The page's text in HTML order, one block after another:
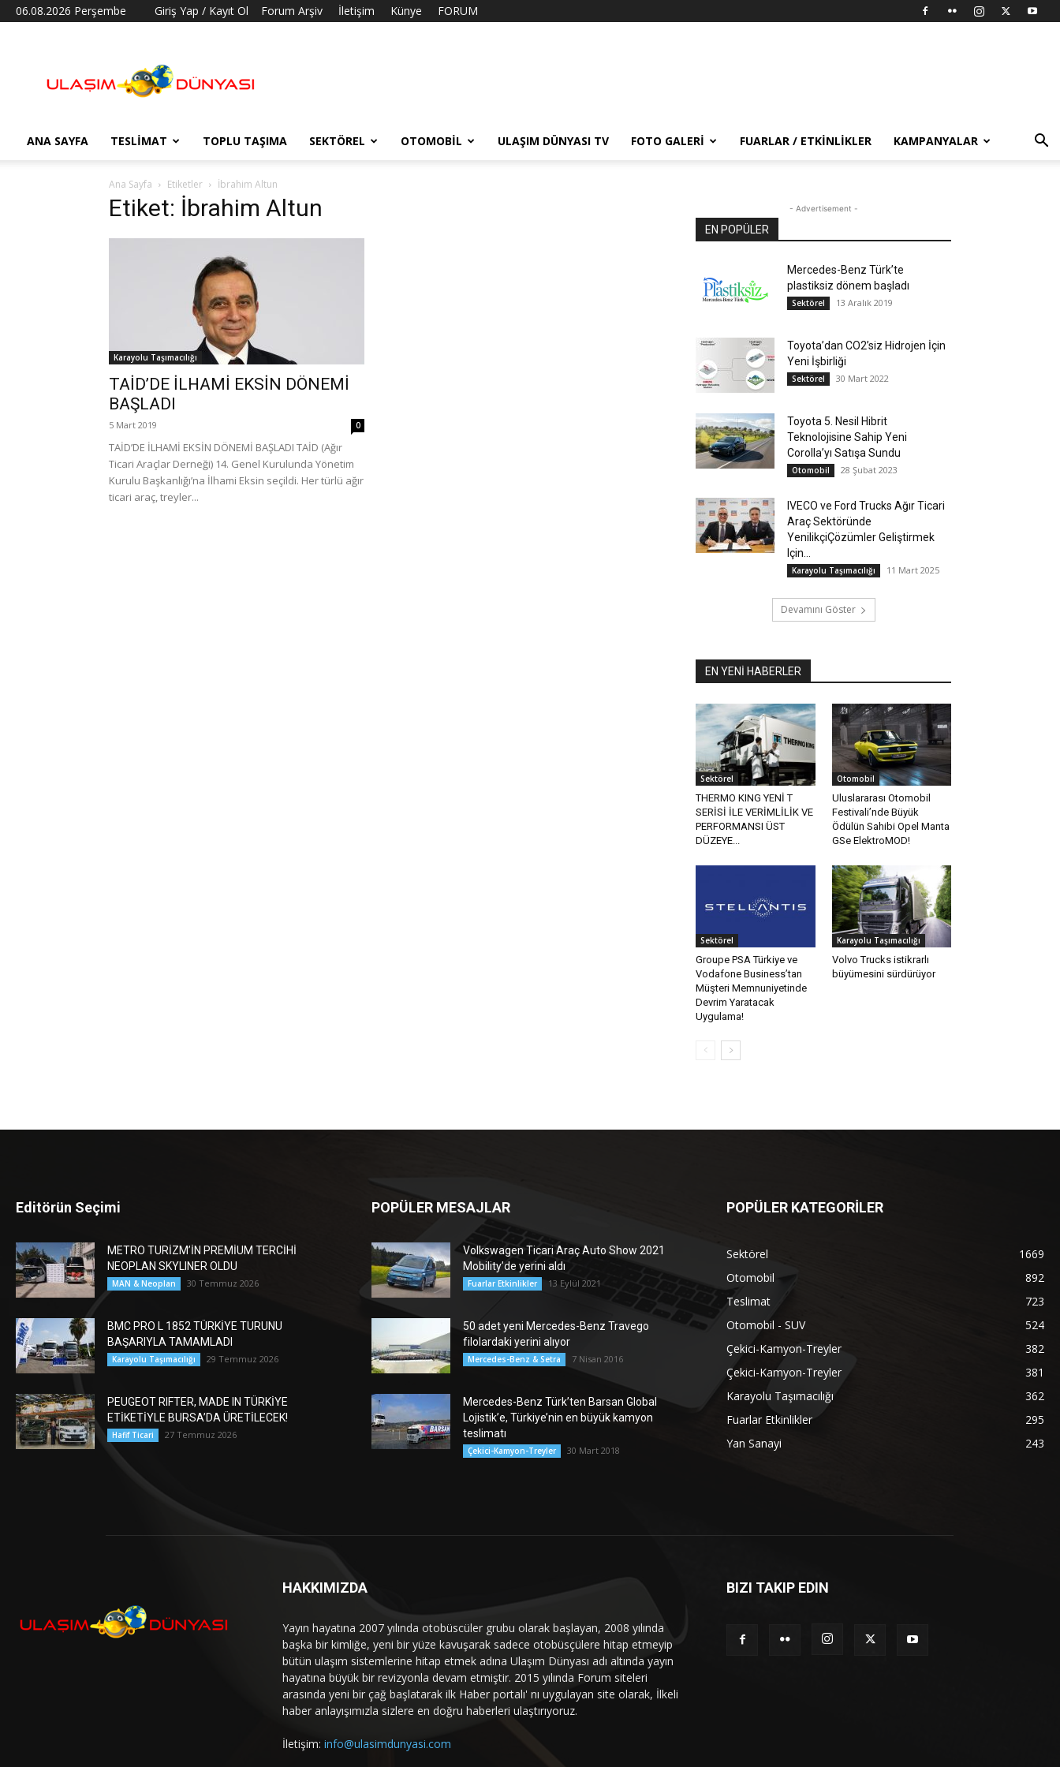
06.08.2026 Perşembe Giriş Yap / Kayıt Ol Forum Arşiv İletişim Künye FORUM
Dünyası
ANA SAYFA TESLIMAT TOPLU TAŞIMA SEKTÖREL OTOMOBIL ULAŞIM DÜNYASI TV FOTO GALERI FUARLAR / ETKINLIKLER KAMPANYALAR
Ana Sayfa Etiketler İbrahim Altun
Etiket: İbrahim Altun
Karayolu Taşımacılığı
TAİD’DE İLHAMİ EKSİN DÖNEMİ
BAŞLADI
5 Mart 2019 0
TAİD’DE İLHAMİ EKSİN DÖNEMİ BAŞLADI TAİD (Ağır
Ticari Araçlar Derneği) 14. Genel Kurulunda Yönetim
Kurulu Başkanlığı’na İlhami Eksin seçildi. Her türlü ağır
ticari araç, treyler...
- Advertisement -
EN POPÜLER
Mercedes-Benz Türk’te
plastiksiz dönem başladı
Sektörel 13 Aralık 2019
Toyota’dan CO2’siz Hidrojen İçin
Yeni İşbirliği
Sektörel 30 Mart 2022
Toyota 5. Nesil Hibrit
Teknolojisine Sahip Yeni
Corolla’yı Satışa Sundu
Otomobil 28 Şubat 2023
IVECO ve Ford Trucks Ağır Ticari
Araç Sektöründe
YenilikçiÇözümler Geliştirmek
Için...
Karayolu Taşımacılığı 11 Mart 2025
Devamını Göster
EN YENİ HABERLER
Sektörel
THERMO KING YENİ T
SERİSİ İLE VERİMLİLİK VE
PERFORMANSI ÜST
DÜZEYE...
Otomobil
Uluslararası Otomobil
Festivali’nde Büyük
Ödülün Sahibi Opel Manta
GSe ElektroMOD!
Sektörel
Groupe PSA Türkiye ve
Vodafone Business’tan
Müşteri Memnuniyetinde
Devrim Yaratacak
Uygulama!
Karayolu Taşımacılığı
Volvo Trucks istikrarlı
büyümesini sürdürüyor
Editörün Seçimi
METRO TURİZM’İN PREMİUM TERCİHİ
NEOPLAN SKYLINER OLDU
MAN & Neoplan 30 Temmuz 2026
BMC PRO L 1852 TÜRKİYE TURUNU
BAŞARIYLA TAMAMLADI
Karayolu Taşımacılığı 29 Temmuz 2026
PEUGEOT RIFTER, MADE IN TÜRKİYE
ETİKETİYLE BURSA’DA ÜRETİLECEK!
Hafif Ticari 27 Temmuz 2026
POPÜLER MESAJLAR
Volkswagen Ticari Araç Auto Show 2021
Mobility’de yerini aldı
Fuarlar Etkinlikler 13 Eylül 2021
50 adet yeni Mercedes-Benz Travego
filolardaki yerini alıyor
Mercedes-Benz & Setra 7 Nisan 2016
Mercedes-Benz Türk’ten Barsan Global
Lojistik’e, Türkiye’nin en büyük kamyon
teslimatı
Çekici-Kamyon-Treyler 30 Mart 2018
POPÜLER KATEGORİLER
Sektörel
1669
Otomobil
892
Teslimat
723
Otomobil - SUV
524
Çekici-Kamyon-Treyler
382
Çekici-Kamyon-Treyler
381
Karayolu Taşımacılığı
362
Fuarlar Etkinlikler
295
Yan Sanayi
243
HAKKIMIZDA
Yayın hayatına 2007 yılında otobüscüler grubu olarak başlayan, 2008 yılında
başka bir kimliğe, yeni bir yüze kavuşarak sadece otobüsçülere hitap etmeyip
bütün ulaşım sistemlerine hitap etmek adına Ulaşım Dünyası adı altında yayın
hayatına büyük bir revizyonla devam etmiştir. 2015 yılında Forum siteleri
arasında yeni bir çağ başlatarak ilk Haber portalı' nı uygulayan site olarak, İlkeli
haber anlayışımızla sizlere en doğru haberleri ulaştırıyoruz.
İletişim: info@ulasimdunyasi.com
BIZI TAKIP EDIN